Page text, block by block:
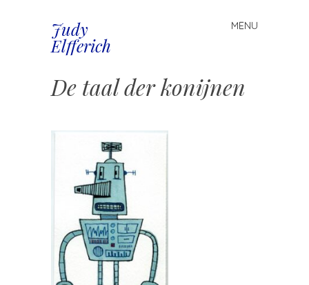
Judy
Elfferich
MENU
Spring
naar
De taal der konijnen